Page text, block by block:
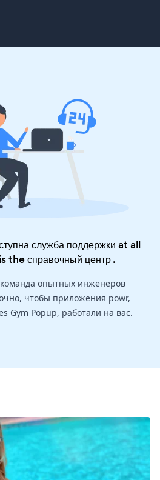
служба поддержки at all
theсправочный центр.
опытных инженеров
чтобы приложения powr,
Gym Popup, работали на вас.